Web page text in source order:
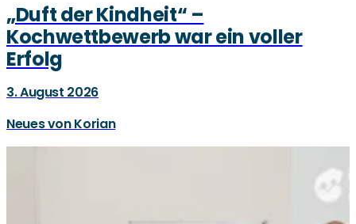
„Duft der Kindheit“ –
Kochwettbewerb war ein voller
Erfolg
3. August 2026
Neues von Korian